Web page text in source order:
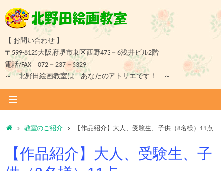
ン
ツ
へ
キ
プ
【 お問い合わせ 】
〒599-8125大阪府堺市東区西野473－6浅井ビル2階
電話/FAX 072－237－5329
～ 北野田絵画教室は あなたのアトリエです！ ～
ホ
ム
教室のご紹介 【作品紹介】大人、受験生、子供（8名様）11点
【作品紹介】大人、受験生、子